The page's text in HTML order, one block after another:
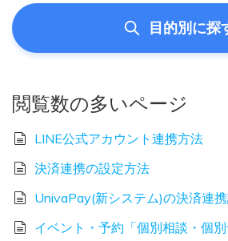
目的別に探
閲覧数の多いページ
LINE公式アカウント連携方法
決済連携の設定方法
UnivaPay(新システム)の決済連
イベント・予約「個別相談・個別